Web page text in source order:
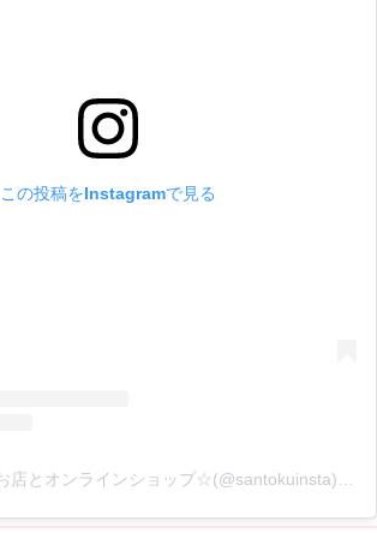
この投稿をInstagramで見る
三徳☆特殊生地のお店とオンラインショップ☆(@santokuinsta)がシェアした投稿